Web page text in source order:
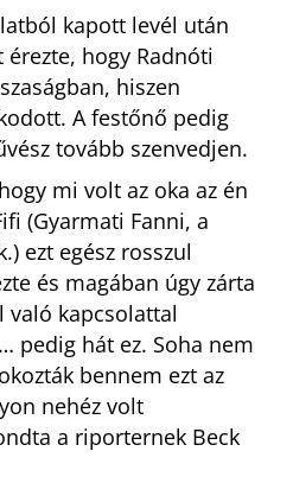
kapott levél után
hogy Radnóti
hiszen
A festőnő pedig
tovább szenvedjen.
mi volt az oka az én
(Gyarmati Fanni, a
ezt egész rosszul
és magában úgy zárta
való kapcsolattal
pedig hát ez. Soha nem
bennem ezt az
nehéz volt
a riporternek Beck